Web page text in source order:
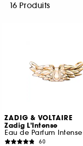
16 Produits
ZADIG & VOLTAIRE
Zadig L'Intense
Eau de Parfum Intense
60